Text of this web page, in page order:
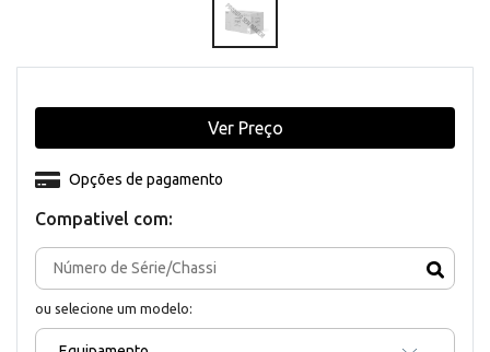
Compativel com:
ou selecione um modelo:
Opções de pagamento
Ver Preço